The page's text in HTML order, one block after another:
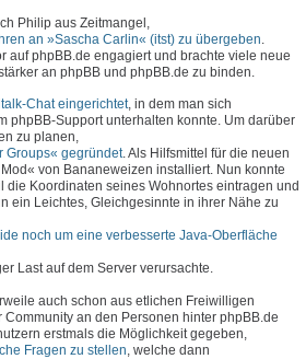
Philip aus Zeitmangel,
an »Sascha Carlin« (itst) zu übergeben
auf phpBB.de engagiert und brachte viele neue
an phpBB und phpBB.de zu binden.
Chat eingerichtet, in dem man sich
phpBB-Support unterhalten konnte. Um darüber
zu planen,
Groups« gegründet. Als Hilfsmittel für die neuen
von Bananeweizen installiert. Nun konnte
die Koordinaten seines Wohnortes eintragen und
ein Leichtes, Gleichgesinnte in ihrer Nähe zu
noch um eine verbesserte Java-Oberfläche
Last auf dem Server verursachte.
auch schon aus etlichen Freiwilligen
an den Personen hinter phpBB.de
erstmals die Möglichkeit gegeben,
Fragen zu stellen , welche dann